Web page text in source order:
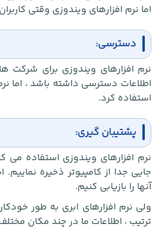
اما نرم افزارهای ویندوزی وقتی
دسترسی:
نرم افزارهای ویندوزی برای
اطلاعات دسترسی داشته باشد ، اما
استفاده کرد.
پشتیبان گیری:
نرم افزارهای ویندوزی استفاده می
جایی جدا از کامپیوتر ذخیره
آنها را بازیابی کنیم.
ولی نرم افزارهای ابری به طور
ترتیب ، اطلاعات ما در چند مکان